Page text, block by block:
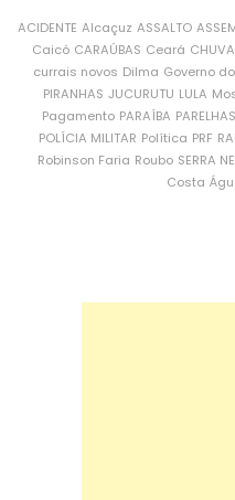
ACIDENTE Alcaçuz ASSALTO
Caicó CARAÚBAS Ceará CHUVA
currais novos Dilma Governo do
PIRANHAS JUCURUTU LULA
Pagamento PARAÍBA PARELHAS
POLÍCIA MILITAR Política PRF
Robinson Faria Roubo SERRA
Costa